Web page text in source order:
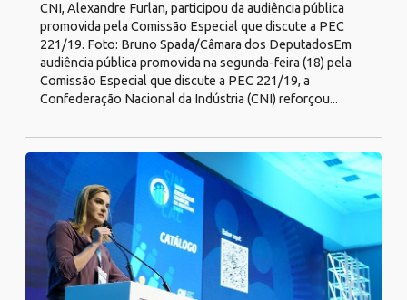
CNI, Alexandre Furlan, participou da audiência pública
promovida pela Comissão Especial que discute a PEC
221/19. Foto: Bruno Spada/Câmara dos DeputadosEm
audiência pública promovida na segunda-feira (18) pela
Comissão Especial que discute a PEC 221/19, a
Confederação Nacional da Indústria (CNI) reforçou...